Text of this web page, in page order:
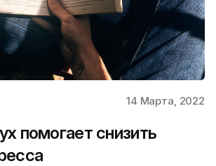
14 Марта, 2022
помогает снизить